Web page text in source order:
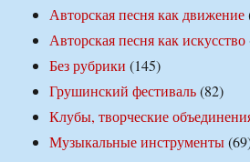
Авторская песня как движение
Авторская песня как искусство
Без рубрики (145)
Грушинский фестиваль(82)
Клубы, творческие
Музыкальные инструменты